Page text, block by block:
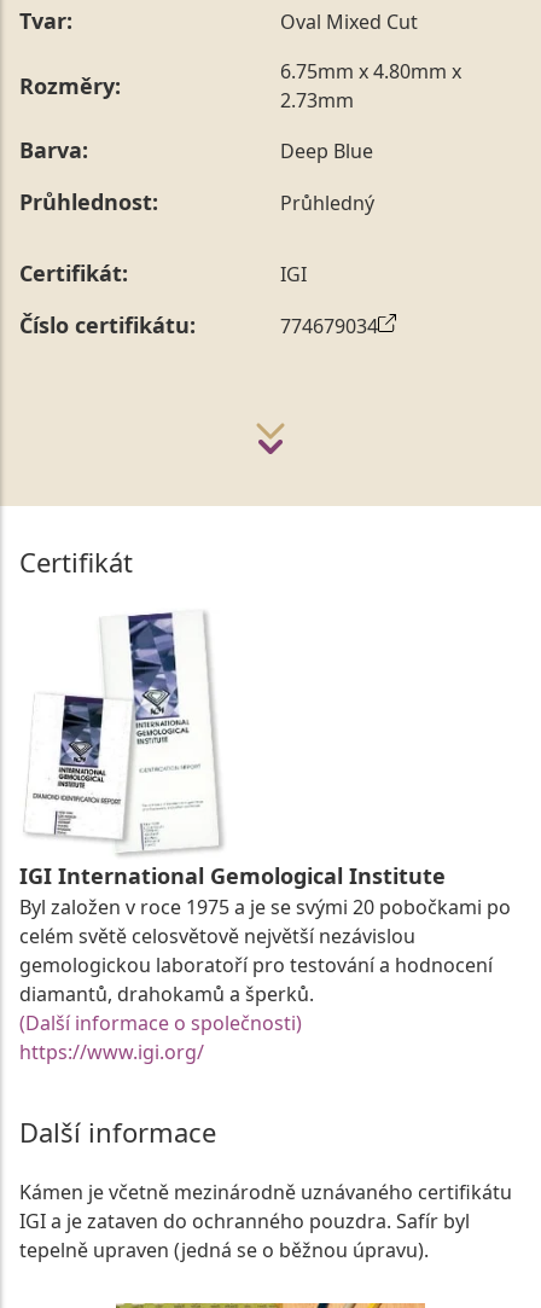
Tvar: Oval Mixed Cut
Rozměry:
6.75mm x 4.80mm x
2.73mm
Barva: Deep Blue
Průhlednost: Průhledný
Certifikát: IGI
Číslo certifikátu: 774679034
Certifikát
IGI International Gemological Institute
Byl založen v roce 1975 a je se svými 20 pobočkami po
celém světě celosvětově největší nezávislou
gemologickou laboratoří pro testování a hodnocení
diamantů, drahokamů a šperků.
(Další informace o společnosti)
https://www.igi.org/
Další informace
Kámen je včetně mezinárodně uznávaného certifikátu
IGI a je zataven do ochranného pouzdra. Safír byl
tepelně upraven (jedná se o běžnou úpravu).